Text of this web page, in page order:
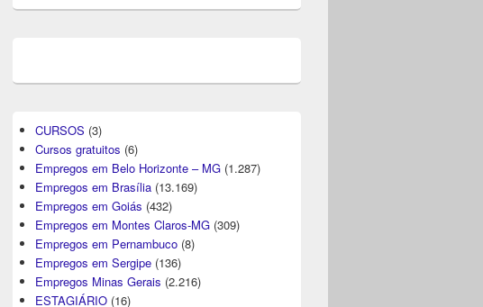
CURSOS (3)
Cursos gratuitos (6)
Empregos em Belo Horizonte – MG (1.287)
Empregos em Brasília (13.169)
Empregos em Goiás (432)
Empregos em Montes Claros-MG (309)
Empregos em Pernambuco (8)
Empregos em Sergipe (136)
Empregos Minas Gerais (2.216)
ESTAGIÁRIO (16)